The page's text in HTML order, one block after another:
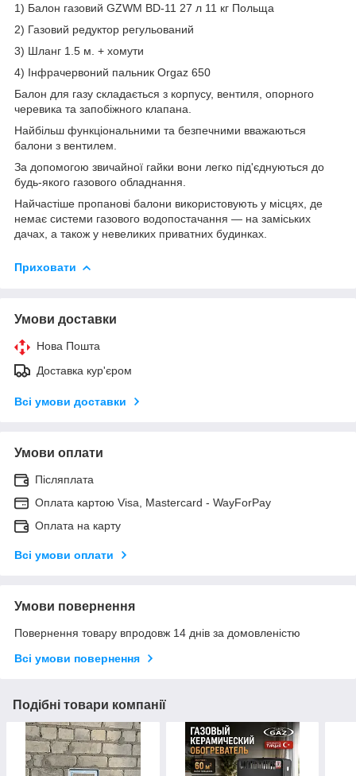
1) Балон газовий GZWM BD-11 27 л 11 кг Польща
2) Газовий редуктор регульований
3) Шланг 1.5 м. + хомути
4) Інфрачервоний пальник Orgaz 650
Балон для газу складається з корпусу, вентиля, опорного
черевика та запобіжного клапана.
Найбільш функціональними та безпечними вважаються
балони з вентилем.
За допомогою звичайної гайки вони легко під'єднуються до
будь-якого газового обладнання.
Найчастіше пропанові балони використовують у місцях, де
немає системи газового водопостачання — на заміських
дачах, а також у невеликих приватних будинках.
Приховати
Умови доставки
Нова Пошта
Доставка кур'єром
Всі умови доставки
Умови оплати
Післяплата
Оплата картою Visa, Mastercard - WayForPay
Оплата на карту
Всі умови оплати
Умови повернення
Повернення товару впродовж 14 днів за домовленістю
Всі умови повернення
Подібні товари компанії